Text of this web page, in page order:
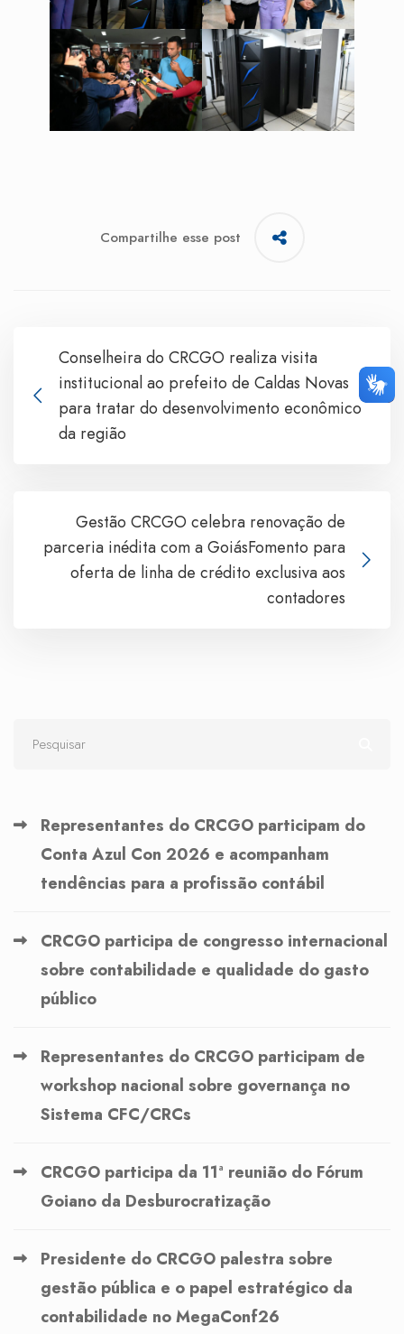
Compartilhe esse post
Conselheira do CRCGO realiza visita
institucional ao prefeito de Caldas Novas
para tratar do desenvolvimento econômico
da região
Gestão CRCGO celebra renovação de
parceria inédita com a GoiásFomento para
oferta de linha de crédito exclusiva aos
contadores
Representantes do CRCGO participam do
Conta Azul Con 2026 e acompanham
tendências para a profissão contábil
CRCGO participa de congresso internacional
sobre contabilidade e qualidade do gasto
público
Representantes do CRCGO participam de
workshop nacional sobre governança no
Sistema CFC/CRCs
CRCGO participa da 11ª reunião do Fórum
Goiano da Desburocratização
Presidente do CRCGO palestra sobre
gestão pública e o papel estratégico da
contabilidade no MegaConf26